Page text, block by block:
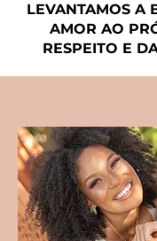
LEVANTAMOS A
AMOR AO
RESPEITO E